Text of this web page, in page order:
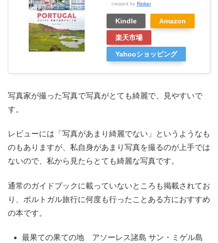
created by Rinker
Kindle Amazon
楽天市場
Yahooショッピング
写真家が撮った写真で写真がとても綺麗で、見やすいで
す。
レビューには「写真があまり綺麗でない」というようなも
のもありますが、私自身があまり写真を撮るのが上手では
ないので、私から見たらとても綺麗な写真です。
通常のガイドブックに載っていないところも掲載されてお
り、ポルトガル旅行に何度も行ったことある方におすすめ
の本です。
最果ての果ての地 アソーレス諸島 サン・ミゲル島